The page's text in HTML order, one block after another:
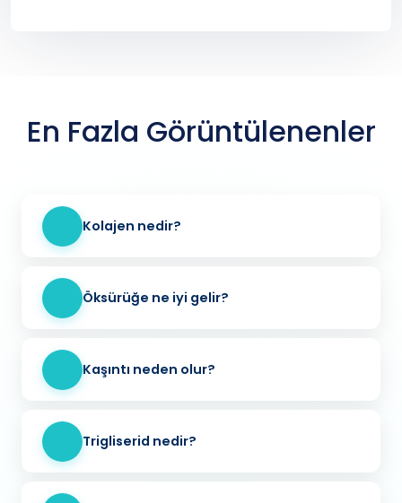
En Fazla Görüntülenenler
Kolajen nedir?
Öksürüğe ne iyi gelir?
Kaşıntı neden olur?
Trigliserid nedir?